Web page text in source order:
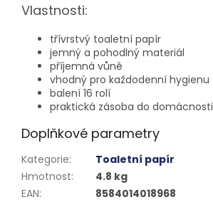
Vlastnosti:
třívrstvý toaletní papír
jemný a pohodlný materiál
příjemná vůně
vhodný pro každodenní hygienu
balení 16 rolí
praktická zásoba do domácnosti
Doplňkové parametry
Kategorie:
Toaletní papír
Hmotnost:
4.8 kg
EAN:
8584014018968